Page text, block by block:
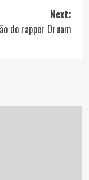
Next:
do rapper Oruam